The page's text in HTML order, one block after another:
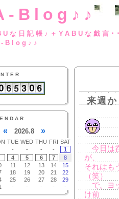
Blog♪♪
な日記帳♪
Blog♪♪
« 2026.8 »
TUE WED THU FRI SAT
- - - -
1
4 5 6 7
8
11 12 13 14
15
18 19 20 21
22
25 26 27 28
29
- - - - -
来週
今日は
が、
それはも
（笑）
で。ヨ
け前